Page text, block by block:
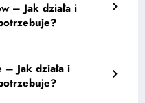
– Jak działa i
Jak działa i